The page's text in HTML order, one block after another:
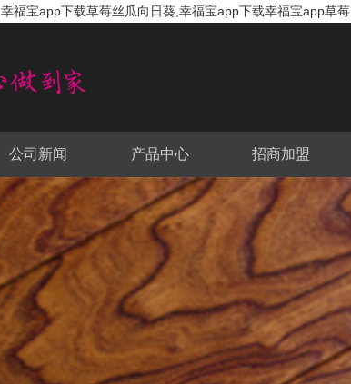
福宝app下载草莓丝瓜向日葵,幸福宝app下载幸福宝app草莓
公司新闻 产品中心 招商加盟